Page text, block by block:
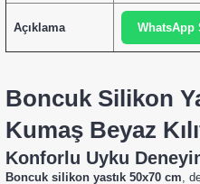
Açıklama WhatsApp
Boncuk Silikon
Kumaş Beyaz
Konforlu Uyku
Boncuk silikon yastık 50x70 cm ,